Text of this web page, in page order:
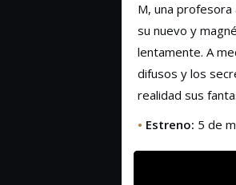
M, una
su nuevo y
lentamente. A
difusos y los
realidad sus
• Estreno: 5 de